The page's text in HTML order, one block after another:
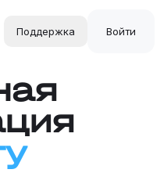
Поддержка Войти